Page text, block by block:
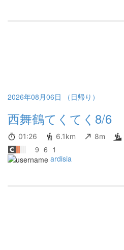
2026年08月06日 （日帰り）
西舞鶴てくてく8/6
01:26 6.1km 8m
9 6 1
ardisia